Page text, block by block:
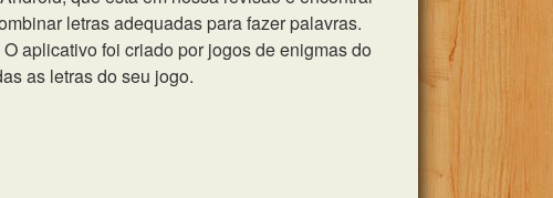
letras adequadas para fazer palavras.
aplicativo foi criado por jogos de enigmas do
as letras do seu jogo.